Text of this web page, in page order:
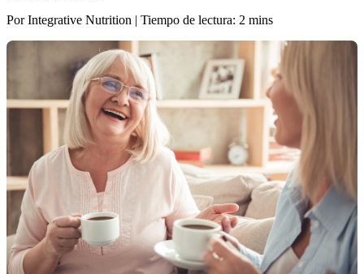
Por Integrative Nutrition | Tiempo de lectura: 2 mins